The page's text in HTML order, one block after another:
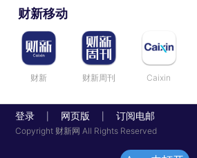
财新移动
财新 财新周刊 Caixin
登录 网页版 订阅电邮
Copyright 财新网 All Rights Reserved